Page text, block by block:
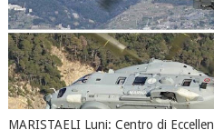
MARISTAELI Luni: Centro di